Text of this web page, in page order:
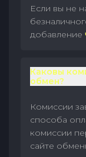
Если вы не
добавление
Каковы
обмен?
Комиссии
способа
комиссии
сайте